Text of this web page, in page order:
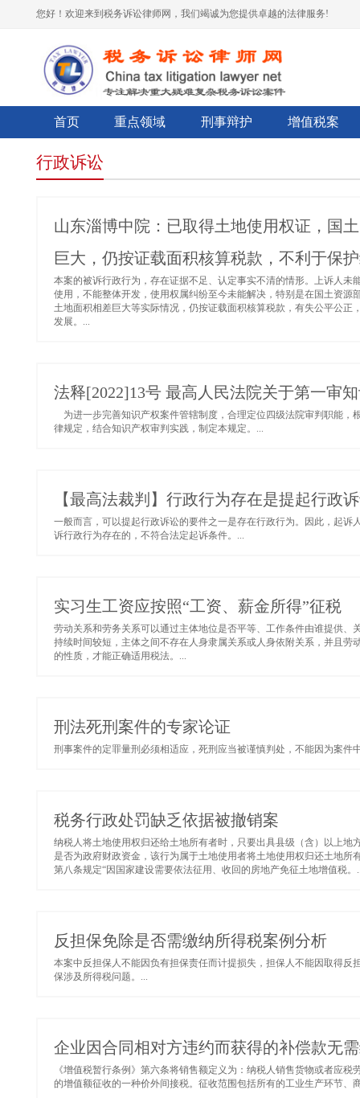
您好！欢迎来到税务诉讼律师网，我们竭诚为您提供卓越的法律服务!
首页 重点领域 刑事辩护 增值税案
行政诉讼
山东淄博中院：已取得土地使用权证，国
巨大，仍按证载面积核算税款，不利于保
本案的被诉行政行为，存在证据不足、认定事实不清的情形。上诉人
使用，不能整体开发，使用权属纠纷至今未能解决，特别是在国土资
土地面积相差巨大等实际情况，仍按证载面积核算税款，有失公平公
发展。...
法释[2022]13号 最高人民法院关于第一审
为进一步完善知识产权案件管辖制度，合理定位四级法院审判职能，
律规定，结合知识产权审判实践，制定本规定。...
【最高法裁判】行政行为存在是提起行政
一般而言，可以提起行政诉讼的要件之一是存在行政行为。因此，起
诉行政行为存在的，不符合法定起诉条件。...
实习生工资应按照“工资、薪金所得”征税
劳动关系和劳务关系可以通过主体地位是否平等、工作条件由谁提供
持续时间较短，主体之间不存在人身隶属关系或人身依附关系，并且
的性质，才能正确适用税法。...
刑法死刑案件的专家论证
刑事案件的定罪量刑必须相适应，死刑应当被谨慎判处，不能因为案件
税务行政处罚缺乏依据被撤销案
纳税人将土地使用权归还给土地所有者时，只要出具县级（含）以上
是否为政府财政资金，该行为属于土地使用者将土地使用权归还土地
第八条规定“因国家建设需要依法征用、收回的房地产免征土地增值税。
反担保免除是否需缴纳所得税案例分析
本案中反担保人不能因负有担保责任而计提损失，担保人不能因取得
保涉及所得税问题。...
企业因合同相对方违约而获得的补偿款无
《增值税暂行条例》第六条将销售额定义为：纳税人销售货物或者应
的增值额征收的一种价外间接税。征收范围包括所有的工业生产环节